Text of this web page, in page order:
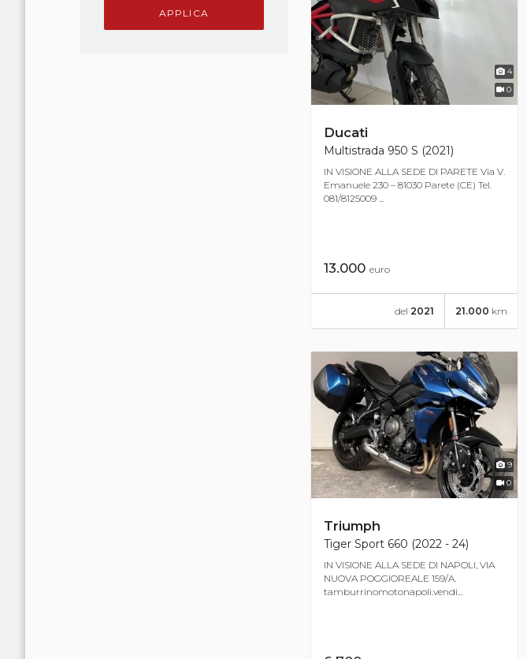
APPLICA
4
0
Ducati
Multistrada 950 S (2021)
IN VISIONE ALLA SEDE DI PARETE Via V.
Emanuele 230 – 81030 Parete (CE) Tel.
081/8125009 ...
13.000 euro
21.000 km
del 2021
9
0
Triumph
Tiger Sport 660 (2022 - 24)
IN VISIONE ALLA SEDE DI NAPOLI, VIA
NUOVA POGGIOREALE 159/A.
tamburrinomotonapoli.vendi...